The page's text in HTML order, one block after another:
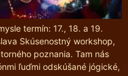
termín: 17., 18. a 19.
Skúsenostný workshop,
poznania. Tam nás
ľuďmi odskúšané jógické,